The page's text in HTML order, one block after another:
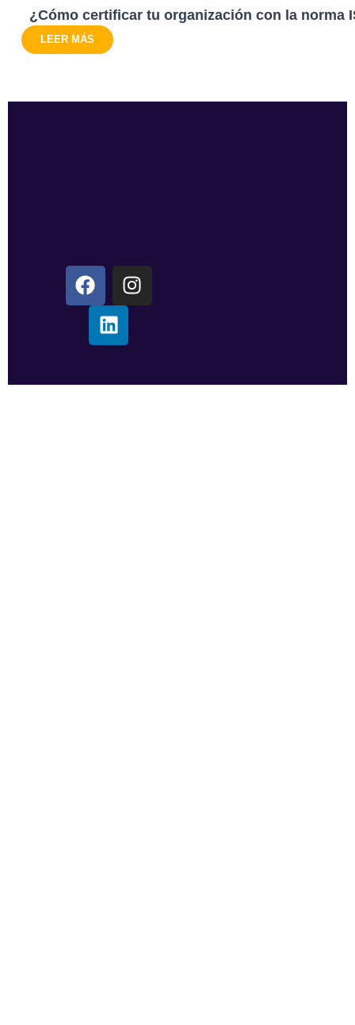
¿Cómo certificar tu organización con la norma
LEER MÁS